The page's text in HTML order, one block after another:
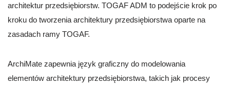
architektur przedsiębiorstw. TOGAF ADM to podejście krok po
kroku do tworzenia architektury przedsiębiorstwa oparte na
zasadach ramy TOGAF.
ArchiMate zapewnia język graficzny do modelowania
elementów architektury przedsiębiorstwa, takich jak procesy